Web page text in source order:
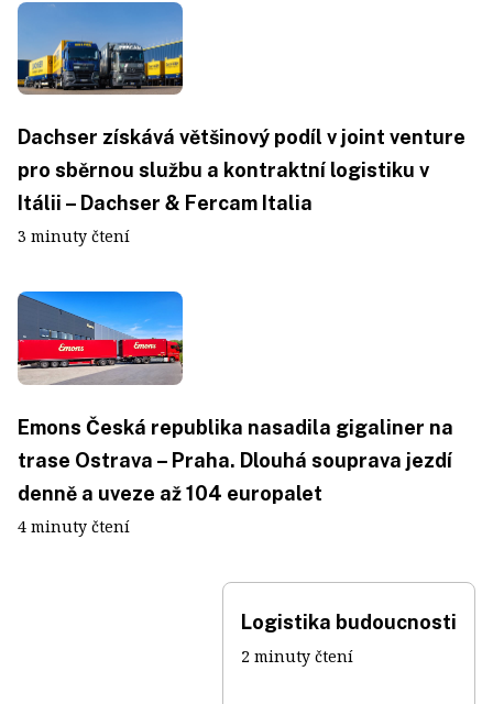
Dachser získává většinový podíl v joint venture
pro sběrnou službu a kontraktní logistiku v
Itálii – Dachser & Fercam Italia
3 minuty čtení
Emons Česká republika nasadila gigaliner na
trase Ostrava – Praha. Dlouhá souprava jezdí
denně a uveze až 104 europalet
4 minuty čtení
Logistika budoucnosti
2 minuty čtení